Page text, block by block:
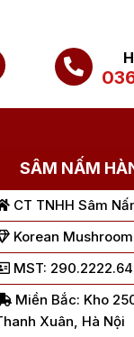
SÂM NẤM
CT TNHH Sâm
Korean
MST:
Miền Bắc: Kho
Xuân, Hà Nội